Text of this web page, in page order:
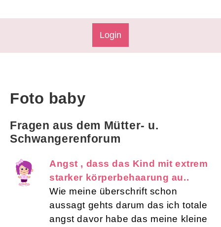
Login
Foto baby
Fragen aus dem Mütter- u.
Schwangerenforum
Angst , dass das Kind mit extrem
starker körperbehaarung au..
Wie meine überschrift schon
aussagt gehts darum das ich totale
angst davor habe das meine kleine